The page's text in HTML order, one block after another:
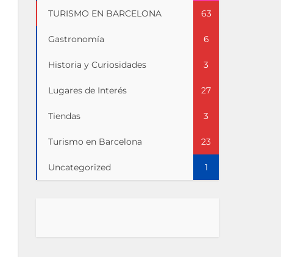
TURISMO EN BARCELONA 63
Gastronomía 6
Historia y Curiosidades 3
Lugares de Interés 27
Tiendas 3
Turismo en Barcelona 23
Uncategorized 1